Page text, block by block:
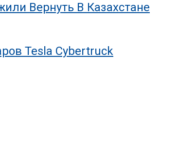
Вернуть В Казахстане
Tesla Cybertruck